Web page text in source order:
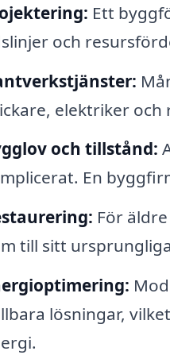
Ett
och
elektriker
och tillstånd:
En
För
till sitt
lösningar,